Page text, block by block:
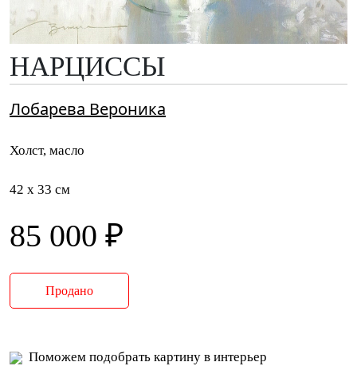
НАРЦИССЫ
Лобарева Вероника
Холст, масло
42 x 33 см
85 000 ₽
Продано
Поможем подобрать картину в интерьер